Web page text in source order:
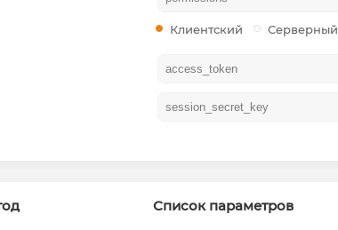
Клиентский Серверный
Список параметров